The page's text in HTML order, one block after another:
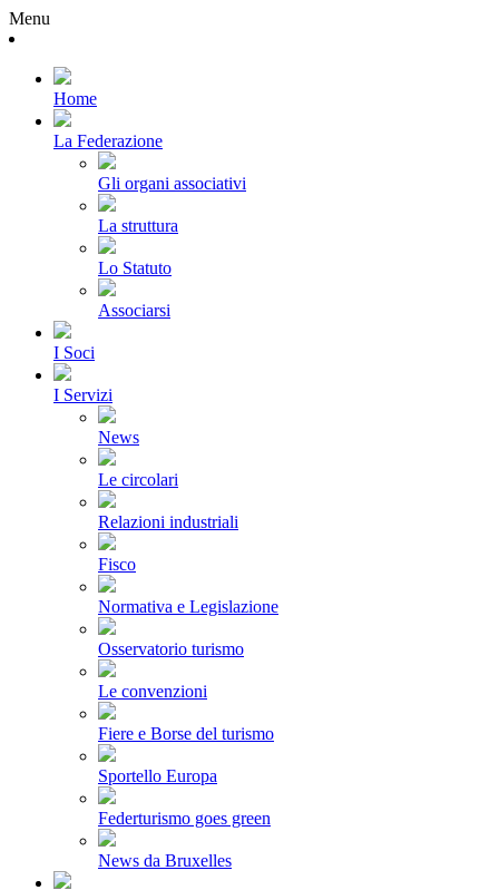
Menu
Home
La Federazione
Gli organi associativi
La struttura
Lo Statuto
Associarsi
I Soci
I Servizi
News
Le circolari
Relazioni industriali
Fisco
Normativa e Legislazione
Osservatorio turismo
Le convenzioni
Fiere e Borse del turismo
Sportello Europa
Federturismo goes green
News da Bruxelles